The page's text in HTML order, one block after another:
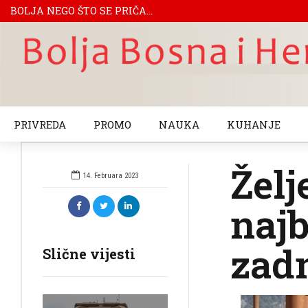
BOLJA NEGO ŠTO SE PRIČA...
PRIVREDA PROMO NAUKA KUHANJE
14. Februara 2023
Slične vijesti